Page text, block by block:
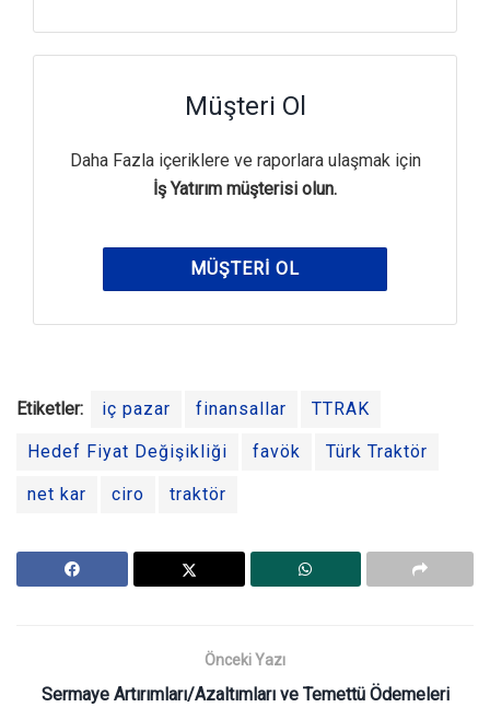
Müşteri Ol
Daha Fazla içeriklere ve raporlara ulaşmak için
İş Yatırım müşterisi olun.
MÜŞTERI OL
Etiketler: iç pazar finansallar TTRAK
Hedef Fiyat Değişikliği favök Türk Traktör
net kar ciro traktör
Önceki Yazı
Sermaye Artırımları/Azaltımları ve Temettü Ödemeleri